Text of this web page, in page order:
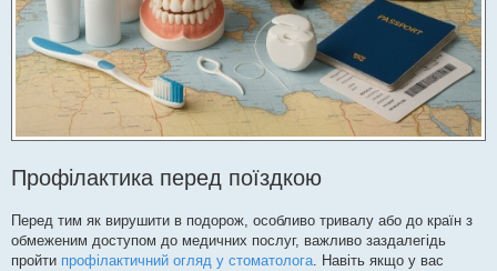
Профілактика перед поїздкою
Перед тим як вирушити в подорож, особливо тривалу або до країн з
обмеженим доступом до медичних послуг, важливо заздалегідь
пройти профілактичний огляд у стоматолога . Навіть якщо у вас